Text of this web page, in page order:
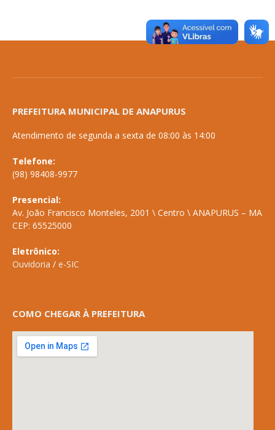
PREFEITURA MUNICIPAL DE ANAPURUS
Atendimento de segunda a sexta de 08:00 às 14:00
Telefone:
(98) 98408-9977
Presencial:
Av. João Francisco Monteles, 2001 \ Centro \ ANAPURUS – MA
CEP: 65525000
Eletrônico:
Ouvidoria / e-SIC
COMO CHEGAR À PREFEITURA